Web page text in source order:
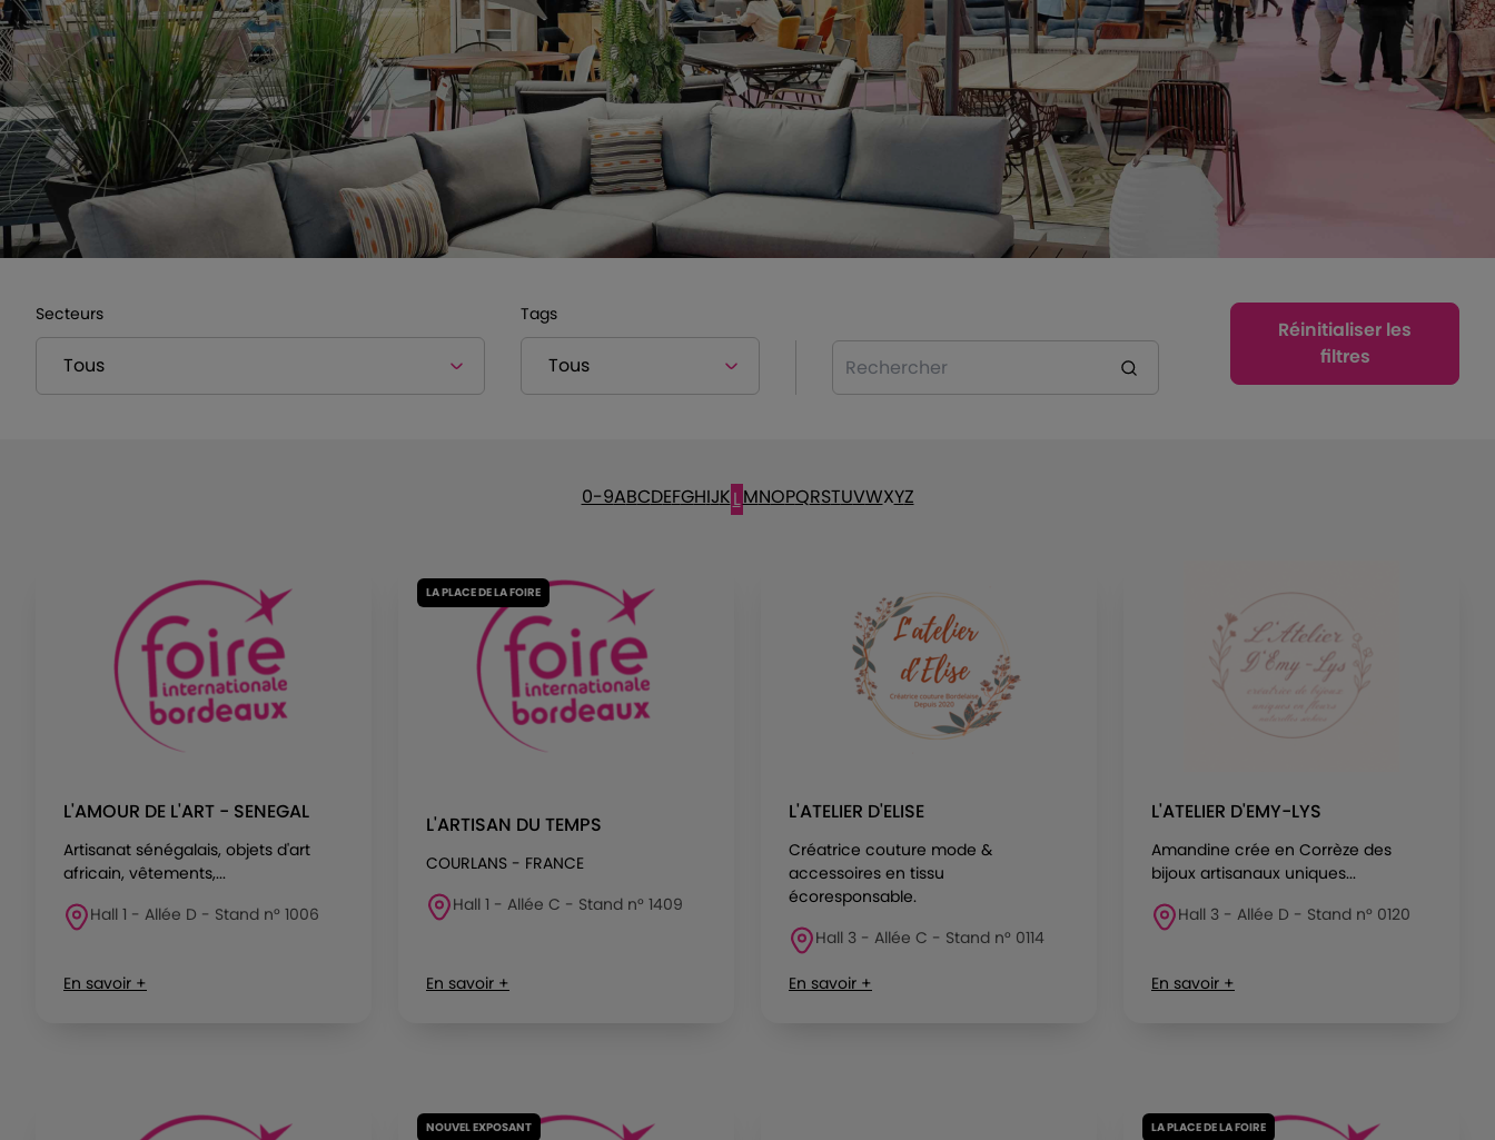
Secteurs Tags
Rechercher
Réinitialiser les
filtres
0-9ABCDEFGHIJKLMNOPQRSTUVWXYZ
L'AMOUR DE L'ART - SENEGAL
Artisanat sénégalais, objets d'art
africain, vêtements,...
Hall 1 - Allée D - Stand n° 1006
En savoir +
LA PLACE DE LA FOIRE
L'ARTISAN DU TEMPS
COURLANS - FRANCE
Hall 1 - Allée C - Stand n° 1409
En savoir +
L'ATELIER D'ELISE
Créatrice couture mode &
accessoires en tissu
écoresponsable.
Hall 3 - Allée C - Stand n° 0114
En savoir +
L'ATELIER D'EMY-LYS
Amandine crée en Corrèze des
bijoux artisanaux uniques...
Hall 3 - Allée D - Stand n° 0120
En savoir +
NOUVEL EXPOSANT LA PLACE DE LA FOIRE